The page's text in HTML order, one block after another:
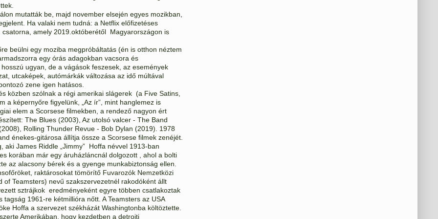
mutatták be, majd november elsején egyes mozikban,
Ha valaki nem tudná: a Netflix előfizetéses
amely 2019.októberétől Magyarországon is
beülni egy moziba megpróbáltatás (én is otthon néztem
egy órás adagokban vacsora és
ugyan, de a vágások feszesek, az események
utcaképek, autómárkák változása az idő múltával
zene igen hatásos.
közben szólnak a régi amerikai slágerek (a Five Satins,
a képernyőre figyelünk, „Az ír”, mint hanglemez is
elem a Scorsese filmekben, a rendező nagyon ért
The Blues (2003), Az utolsó valcer - The Band
Rolling Thunder Revue - Bob Dylan (2019). 1978
énekes-gitárosa állítja össze a Scorsese filmek zenéjét.
aki James Riddle „Jimmy” Hoffa névvel 1913-ban
korában már egy áruházláncnál dolgozott , ahol a bolti
az alacsony bérek és a gyenge munkabiztonság ellen.
raktárosokat tömörítő Fuvarozók Nemzetközi
of Teamsters) nevű szakszervezetnél rakodóként állt
sztrájkok eredményeként egyre többen csatlakoztak
1961-re kétmillióra nőtt. A Teamsters az USA
Hoffa a szervezet székházát Washingtonba költöztette.
Amerikában, hogy kezdetben a detroiti